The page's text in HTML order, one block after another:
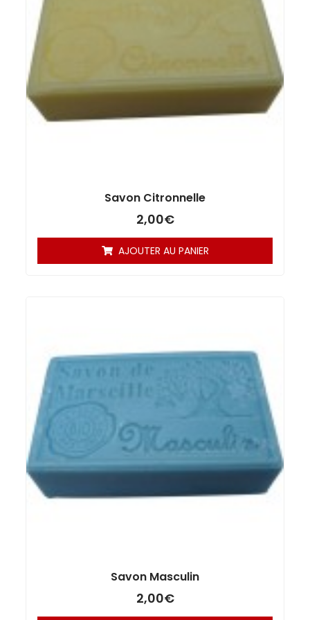
Savon Citronnelle
2,00€
AJOUTER AU PANIER
Savon Masculin
2,00€